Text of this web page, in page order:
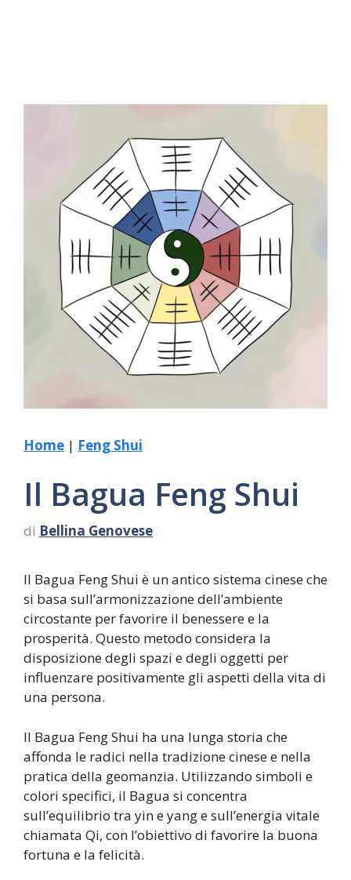
Home | Feng Shui
Il Bagua Feng Shui
di Bellina Genovese
Il Bagua Feng Shui è un antico sistema cinese che
si basa sull’armonizzazione dell’ambiente
circostante per favorire il benessere e la
prosperità. Questo metodo considera la
disposizione degli spazi e degli oggetti per
influenzare positivamente gli aspetti della vita di
una persona.
Il Bagua Feng Shui ha una lunga storia che
affonda le radici nella tradizione cinese e nella
pratica della geomanzia. Utilizzando simboli e
colori specifici, il Bagua si concentra
sull’equilibrio tra yin e yang e sull’energia vitale
chiamata Qi, con l’obiettivo di favorire la buona
fortuna e la felicità.